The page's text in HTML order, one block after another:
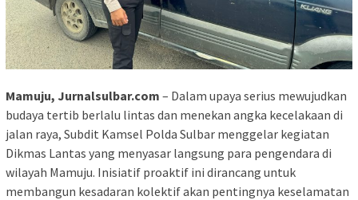
Mamuju, Jurnalsulbar.com – Dalam upaya serius mewujudkan
budaya tertib berlalu lintas dan menekan angka kecelakaan di
jalan raya, Subdit Kamsel Polda Sulbar menggelar kegiatan
Dikmas Lantas yang menyasar langsung para pengendara di
wilayah Mamuju. Inisiatif proaktif ini dirancang untuk
membangun kesadaran kolektif akan pentingnya keselamatan